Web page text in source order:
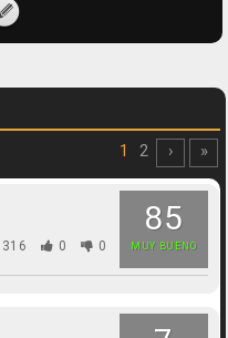
1 2 › »
85
MUY BUENO
316 0 0